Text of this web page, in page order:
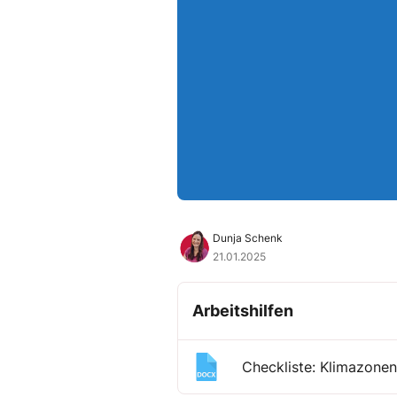
Dunja Schenk
21.01.2025
Arbeitshilfen
Checkliste: